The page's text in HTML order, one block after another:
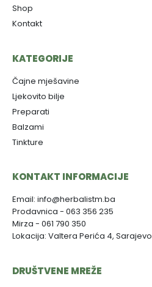
Shop
Kontakt
KATEGORIJE
Čajne mješavine
Ljekovito bilje
Preparati
Balzami
Tinkture
KONTAKT INFORMACIJE
Email: info@herbalistm.ba
Prodavnica - 063 356 235
Mirza - 061 790 350
Lokacija: Valtera Perića 4, Sarajevo
DRUŠTVENE MREŽE